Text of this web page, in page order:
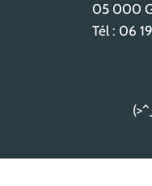
05 000
Tél : 06